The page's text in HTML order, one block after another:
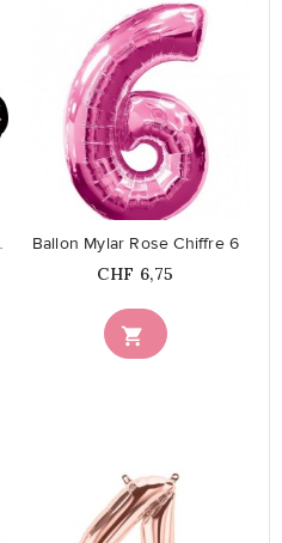

Ballon Mylar Rose Chiffre 6
Prix
CHF 6,75